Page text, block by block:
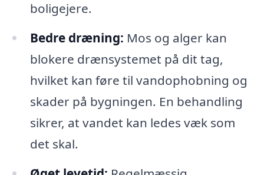
boligejere.
Bedre dræning: Mos og alger kan
blokere drænsystemet på dit tag,
hvilket kan føre til vandophobning og
skader på bygningen. En behandling
sikrer, at vandet kan ledes væk som
det skal.